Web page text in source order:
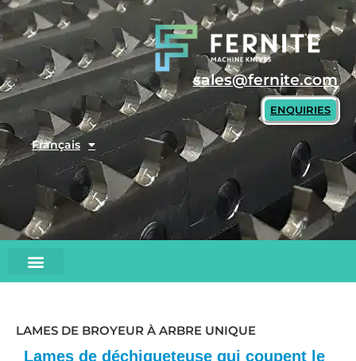
Skip
content
sales@fernite.com
ENQUIRIES
Français
LAMES DE BROYEUR À ARBRE UNIQUE
Lames de déchiqueteuse qui coupent le